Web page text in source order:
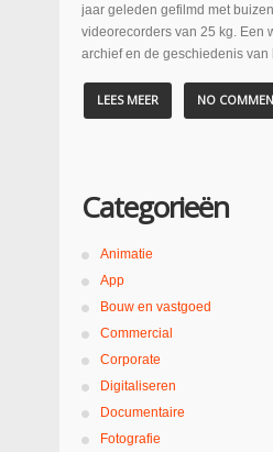
jaar geleden gefilmd met
videorecorders van 25 kg. Een
archief en de geschiedenis van
LEES MEER NO
Categorieën
Animatie
App
Bouw en vastgoed
Commercial
Corporate
Digitaliseren
Documentaire
Fotografie